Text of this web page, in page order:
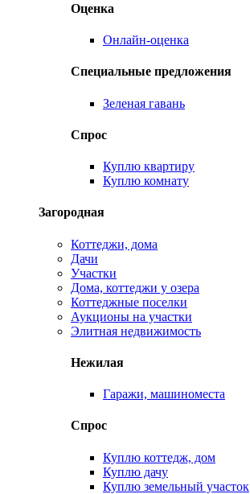
Оценка
Онлайн-оценка
Специальные предложения
Зеленая гавань
Спрос
Куплю квартиру
Куплю комнату
Загородная
Коттеджи, дома
Дачи
Участки
Дома, коттеджи у озера
Коттеджные поселки
Аукционы на участки
Элитная недвижимость
Нежилая
Гаражи, машиноместа
Спрос
Куплю коттедж, дом
Куплю дачу
Куплю земельный участок